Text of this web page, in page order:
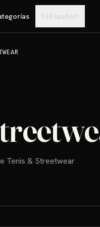
ES Español▾
Tenis & Streetwear